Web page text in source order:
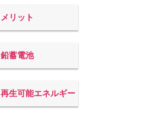
メリット
鉛蓄電池
再生可能エネルギー